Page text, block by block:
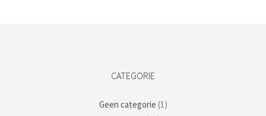
CATEGORIE
Geen categorie (1)